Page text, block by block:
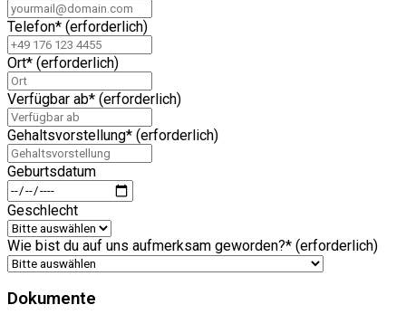
Telefon* (erforderlich)
Ort* (erforderlich)
Verfügbar ab* (erforderlich)
Gehaltsvorstellung* (erforderlich)
Geburtsdatum
Geschlecht
Wie bist du auf uns aufmerksam geworden?* (erforderlich)
Dokumente